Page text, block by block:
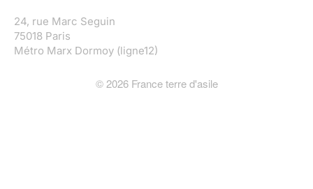
24, rue Marc Seguin
75018 Paris
Métro Marx Dormoy (ligne12)
© 2026France terre d'asile